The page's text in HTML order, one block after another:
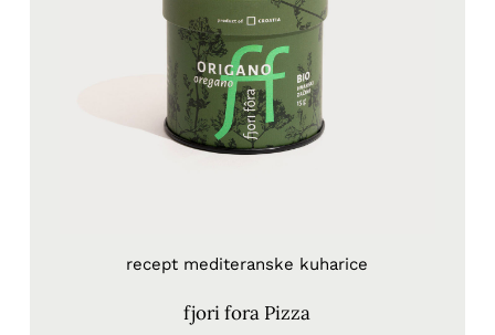
recept mediteranske kuharice
fjori fora Pizza